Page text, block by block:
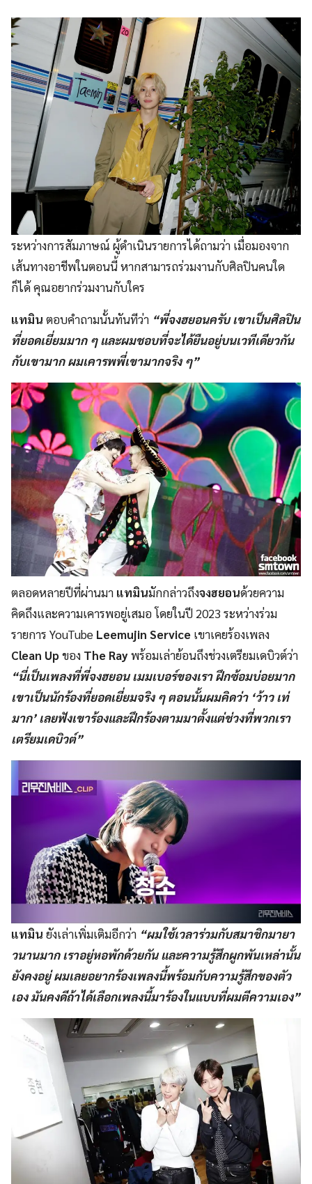
ระหว่างการสัมภาษณ์ ผู้ดำเนินรายการได้ถามว่า เมื่อมองจาก
เส้นทางอาชีพในตอนนี้ หากสามารถร่วมงานกับศิลปินคนใด
ก็ได้ คุณอยากร่วมงานกับใคร
แทมิน ตอบคำถามนั้นทันทีว่า “พี่จงฮยอนครับ เขาเป็นศิลปิน
ที่ยอดเยี่ยมมาก ๆ และผมชอบที่จะได้ยืนอยู่บนเวทีเดียวกัน
กับเขามาก ผมเคารพพี่เขามากจริง ๆ”
ตลอดหลายปีที่ผ่านมา แทมินมักกล่าวถึงจงฮยอนด้วยความ
คิดถึงและความเคารพอยู่เสมอ โดยในปี 2023 ระหว่างร่วม
รายการ YouTube Leemujin Service เขาเคยร้องเพลง
Clean Upของ The Rayพร้อมเล่าย้อนถึงช่วงเตรียมเดบิวต์ว่า
“นี่เป็นเพลงที่พี่จงฮยอนเมมเบอร์ของเรา ฝึกซ้อมบ่อยมาก
เขาเป็นนักร้องที่ยอดเยี่ยมจริง ๆ ตอนนั้นผมคิดว่า ‘ว้าว เท่
มาก’ เลยฟังเขาร้องและฝึกร้องตามมาตั้งแต่ช่วงที่พวกเรา
เตรียมเดบิวต์”
แทมิน ยังเล่าเพิ่มเติมอีกว่า “ผมใช้เวลาร่วมกับสมาชิกมายา
วนานมาก เราอยู่หอพักด้วยกัน และความรู้สึกผูกพันเหล่านั้น
ยังคงอยู่ ผมเลยอยากร้องเพลงนี้พร้อมกับความรู้สึกของตัว
เอง มันคงดีถ้าได้เลือกเพลงนี้มาร้องในแบบที่ผมตีความเอง”